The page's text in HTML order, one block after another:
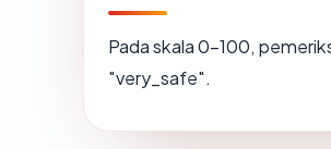
Pada skala 0-100,
"very_safe".